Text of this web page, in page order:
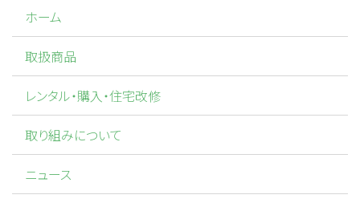
ホーム
取扱商品
レンタル・購入・住宅改修
取り組みについて
ニュース